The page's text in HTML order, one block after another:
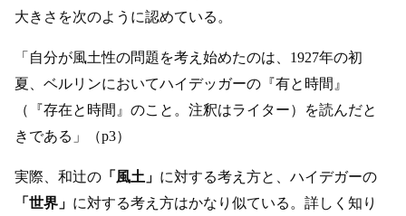
大きさを次のように認めている。
「自分が風土性の問題を考え始めたのは、1927年の初
夏、ベルリンにおいてハイデッガーの『有と時間』
（『存在と時間』のこと。注釈はライター）を読んだと
きである」（p3）
実際、和辻の 「風土」 に対する考え方と、ハイデガーの
「世界」 に対する考え方はかなり似ている。詳しく知り